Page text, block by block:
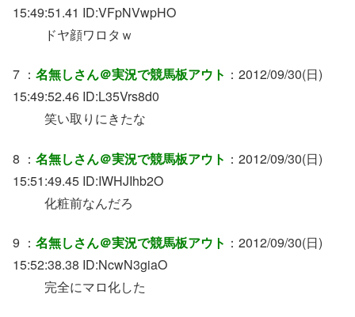
15:49:51.41 ID:VFpNVwpHO
ドヤ顔ワロタｗ
7 ： 名無しさん＠実況で競馬板アウト ：2012/09/30(日)
15:49:52.46 ID:L35Vrs8d0
笑い取りにきたな
8 ： 名無しさん＠実況で競馬板アウト ：2012/09/30(日)
15:51:49.45 ID:IWHJIhb2O
化粧前なんだろ
9 ： 名無しさん＠実況で競馬板アウト ：2012/09/30(日)
15:52:38.38 ID:NcwN3giaO
完全にマロ化した